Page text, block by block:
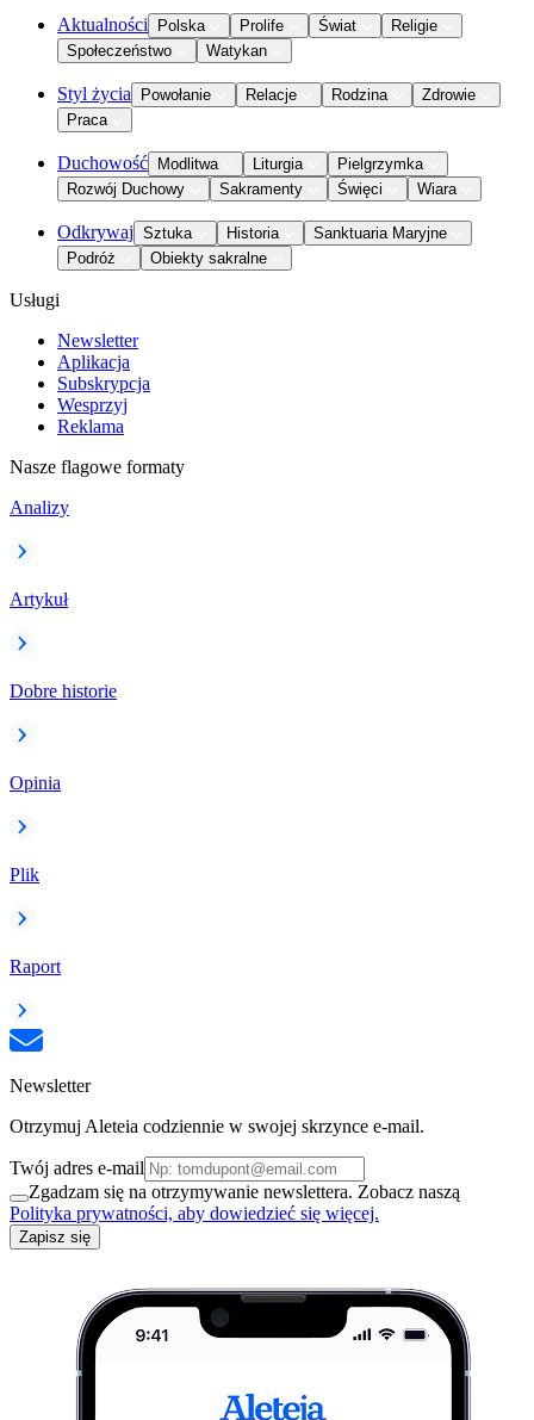
Aktualności Polska Prolife Świat
Religie
Społeczeństwo
Watykan
Styl życia Powołanie Relacje Rodzina
Zdrowie
Praca
Duchowość Modlitwa Liturgia
Pielgrzymka
Rozwój Duchowy
Sakramenty Święci Wiara
Odkrywaj Sztuka Historia
Sanktuaria Maryjne
Podróż
Obiekty sakralne
Usługi
Newsletter
Aplikacja
Subskrypcja
Wesprzyj
Reklama
Nasze flagowe formaty
Analizy
Artykuł
Dobre historie
Opinia
Plik
Raport
Newsletter
Otrzymuj Aleteia codziennie w swojej skrzynce e-mail.
Twój adres e-mail
Zgadzam się na otrzymywanie newslettera. Zobacz naszą
Polityka prywatności, aby dowiedzieć się więcej.
Zapisz się